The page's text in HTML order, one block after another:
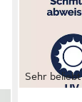
Sehr beliebt